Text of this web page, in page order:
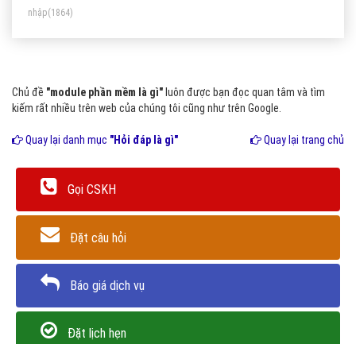
nhập(1864)
Chủ đề "module phần mềm là gì" luôn được bạn đọc quan tâm và tìm
kiếm rất nhiều trên web của chúng tôi cũng như trên Google.
Quay lại danh mục "Hỏi đáp là gì" Quay lại trang chủ
Gọi CSKH
Đặt câu hỏi
Báo giá dịch vụ
Đặt lịch hẹn